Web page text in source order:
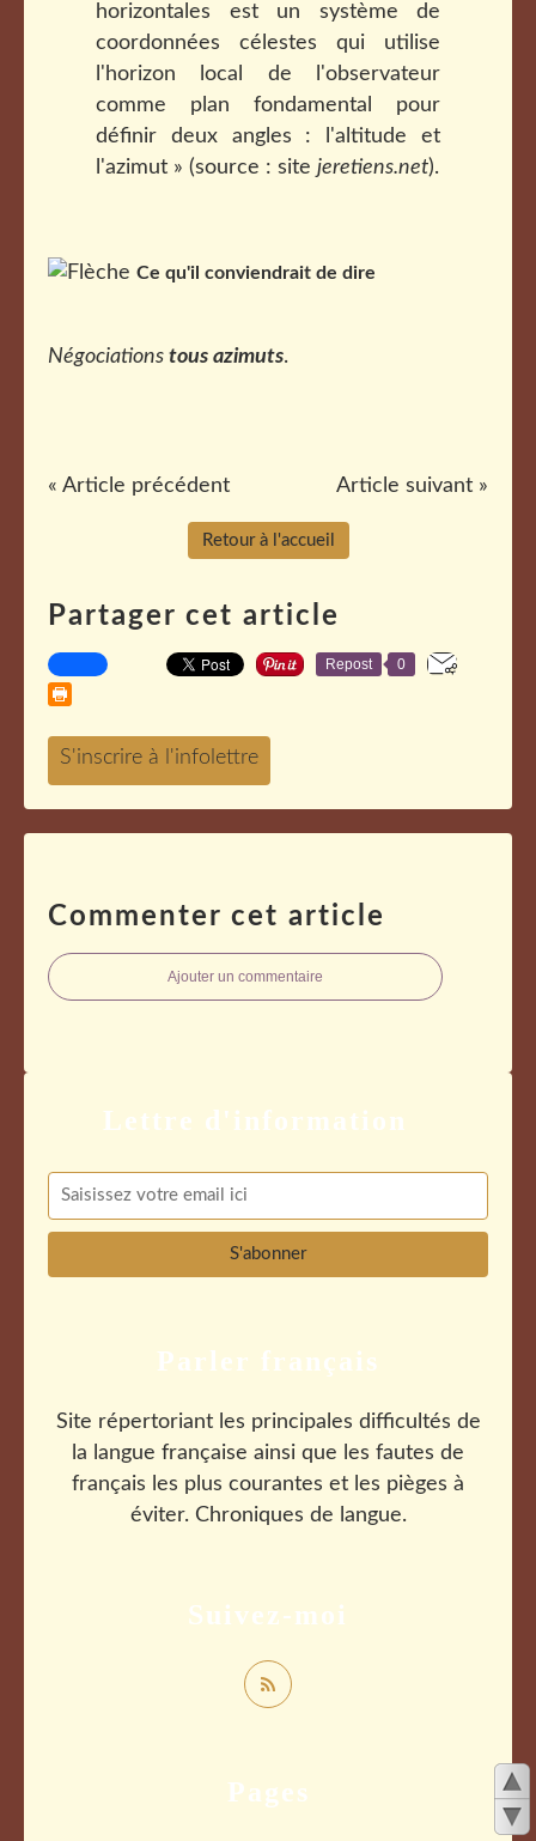
horizontales est un système de
coordonnées célestes qui utilise
l'horizon local de l'observateur
comme plan fondamental pour
définir deux angles : l'altitude et
l'azimut » (source : site jeretiens.net).
Ce qu'il conviendrait de dire
Négociations tous azimuts.
« Article précédent Article suivant »
Retour à l'accueil
Partager cet article
Repost 0
Commenter cet article
Ajouter un commentaire
Pages
Suivez-moi
Parler français
Site répertoriant les principales difficultés de
la langue française ainsi que les fautes de
français les plus courantes et les pièges à
éviter. Chroniques de langue.